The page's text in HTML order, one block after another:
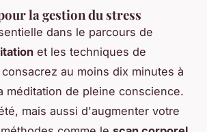
la gestion du stress
dans le parcours de
et les techniques de
au moins dix minutes à
de pleine conscience.
mais aussi d'augmenter votre